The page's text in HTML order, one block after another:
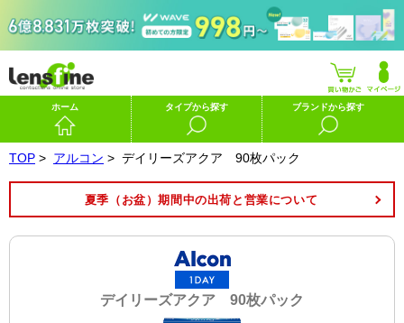
ホーム タイプから探す ブランドから探す
TOP > アルコン > デイリーズアクア 90枚パック
夏季（お盆）期間中の出荷と営業について
デイリーズアクア 90枚パック